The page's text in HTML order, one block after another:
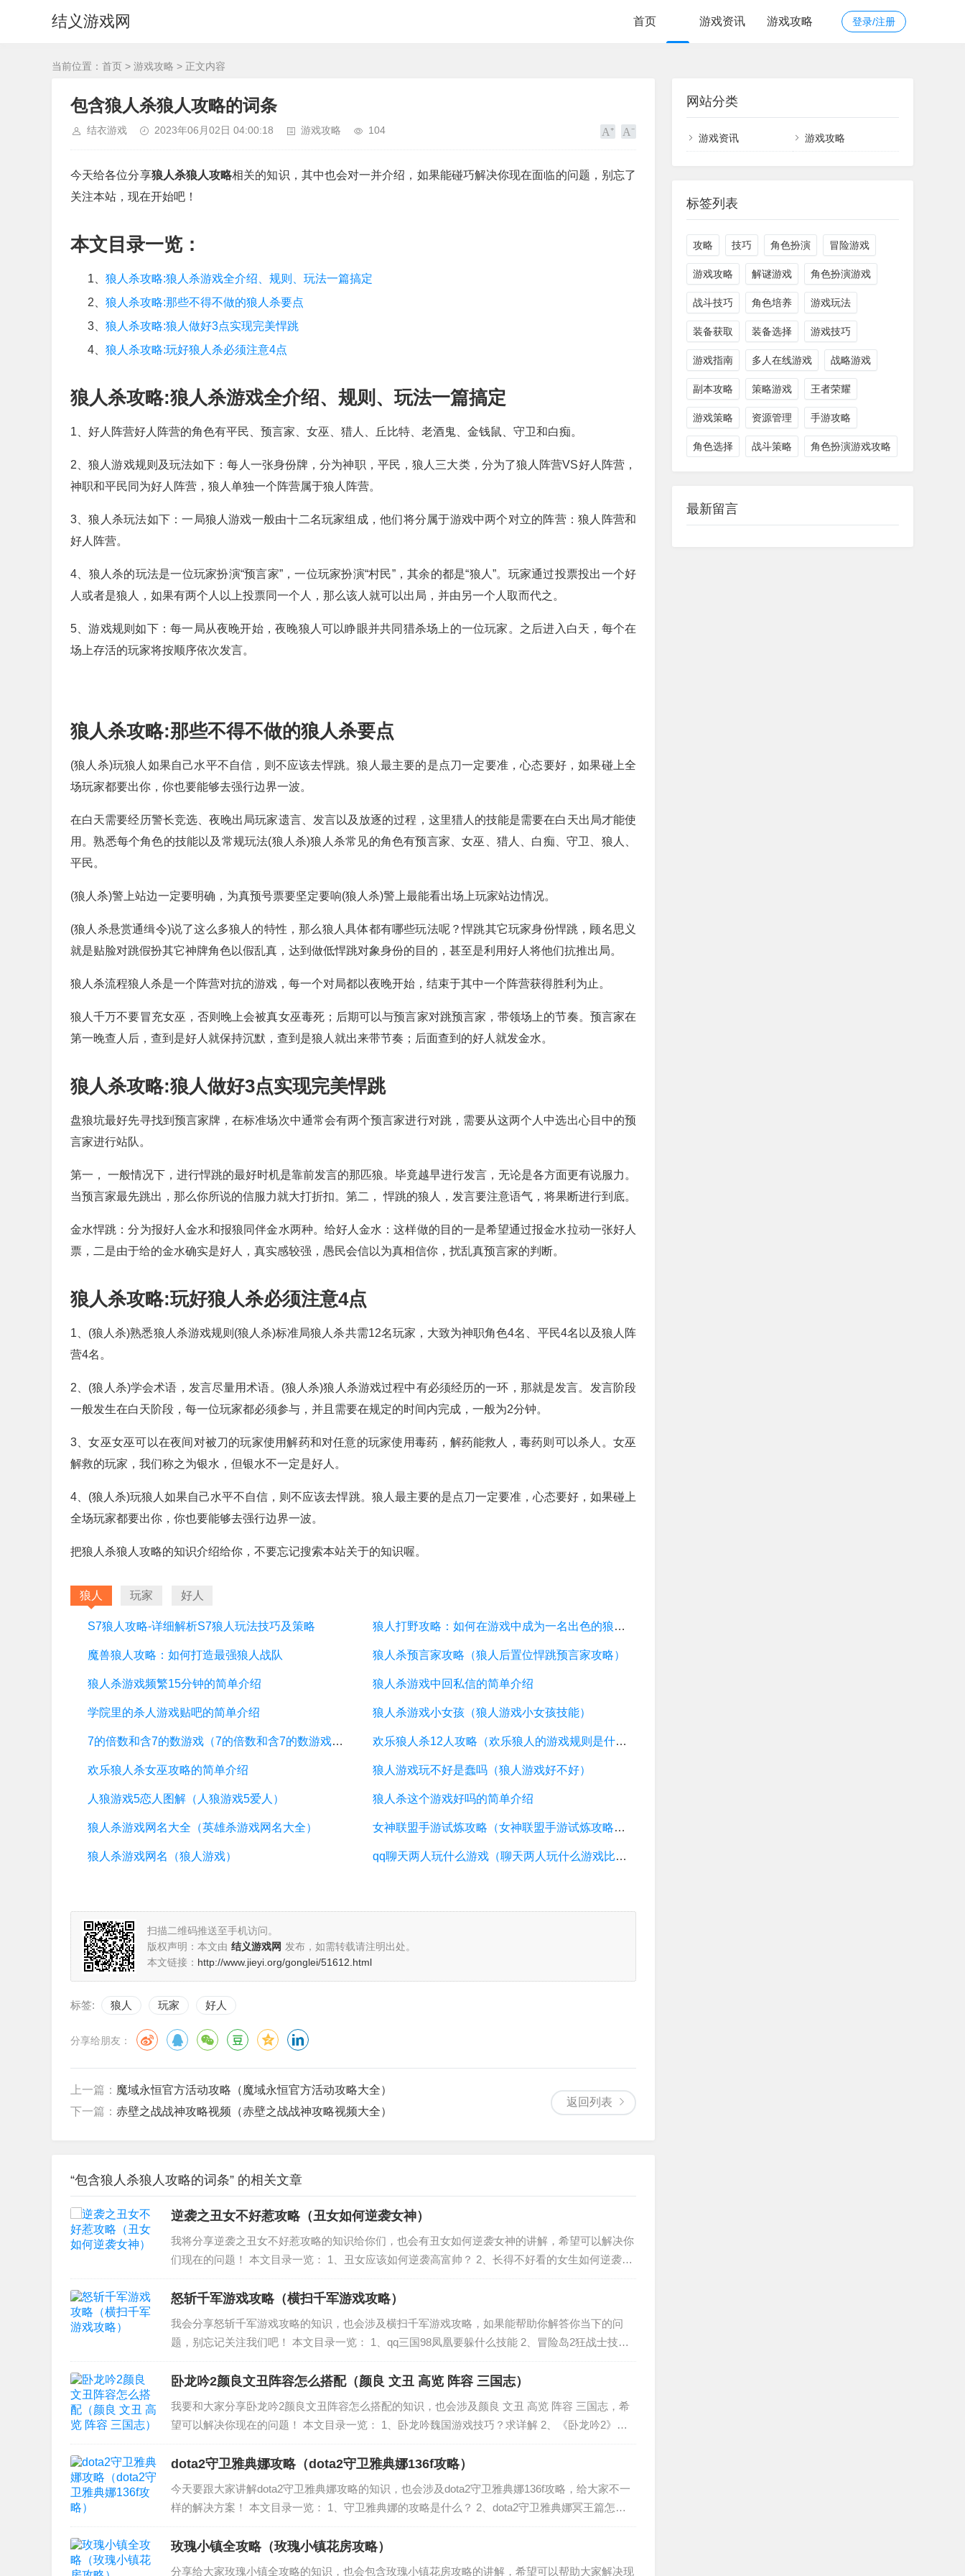
结义游戏网 登录/注册
首页 游戏资讯 游戏攻略
当前位置： 首页 > 游戏攻略 > 正文内容
包含狼人杀狼人攻略的词条
结衣游戏 2023年06月02日 04:00:18 游戏攻略 104
今天给各位分享狼人杀狼人攻略相关的知识，其中也会对一并介绍，如果能碰巧解决你现在面临的问题，别忘了
关注本站，现在开始吧！
本文目录一览：
1、 狼人杀攻略:狼人杀游戏全介绍、规则、玩法一篇搞定
2、 狼人杀攻略:那些不得不做的狼人杀要点
3、 狼人杀攻略:狼人做好3点实现完美悍跳
4、 狼人杀攻略:玩好狼人杀必须注意4点
狼人杀攻略:狼人杀游戏全介绍、规则、玩法一篇搞定
1、好人阵营好人阵营的角色有平民、预言家、女巫、猎人、丘比特、老酒鬼、金钱鼠、守卫和白痴。
2、狼人游戏规则及玩法如下：每人一张身份牌，分为神职，平民，狼人三大类，分为了狼人阵营VS好人阵营，
神职和平民同为好人阵营，狼人单独一个阵营属于狼人阵营。
3、狼人杀玩法如下：一局狼人游戏一般由十二名玩家组成，他们将分属于游戏中两个对立的阵营：狼人阵营和
好人阵营。
4、狼人杀的玩法是一位玩家扮演“预言家”，一位玩家扮演“村民”，其余的都是“狼人”。玩家通过投票投出一个好
人或者是狼人，如果有两个人以上投票同一个人，那么该人就可以出局，并由另一个人取而代之。
5、游戏规则如下：每一局从夜晚开始，夜晚狼人可以睁眼并共同猎杀场上的一位玩家。之后进入白天，每个在
场上存活的玩家将按顺序依次发言。
狼人杀攻略:那些不得不做的狼人杀要点
(狼人杀)玩狼人如果自己水平不自信，则不应该去悍跳。狼人最主要的是点刀一定要准，心态要好，如果碰上全
场玩家都要出你，你也要能够去强行边界一波。
在白天需要经历警长竞选、夜晚出局玩家遗言、发言以及放逐的过程，这里猎人的技能是需要在白天出局才能使
用。熟悉每个角色的技能以及常规玩法(狼人杀)狼人杀常见的角色有预言家、女巫、猎人、白痴、守卫、狼人、
平民。
(狼人杀)警上站边一定要明确，为真预号票要坚定要响(狼人杀)警上最能看出场上玩家站边情况。
(狼人杀悬赏通缉令)说了这么多狼人的特性，那么狼人具体都有哪些玩法呢？悍跳其它玩家身份悍跳，顾名思义
就是贴脸对跳假扮其它神牌角色以假乱真，达到做低悍跳对象身份的目的，甚至是利用好人将他们抗推出局。
狼人杀流程狼人杀是一个阵营对抗的游戏，每一个对局都以夜晚开始，结束于其中一个阵营获得胜利为止。
狼人千万不要冒充女巫，否则晚上会被真女巫毒死；后期可以与预言家对跳预言家，带领场上的节奏。预言家在
第一晚查人后，查到是好人就保持沉默，查到是狼人就出来带节奏；后面查到的好人就发金水。
狼人杀攻略:狼人做好3点实现完美悍跳
盘狼坑最好先寻找到预言家牌，在标准场次中通常会有两个预言家进行对跳，需要从这两个人中选出心目中的预
言家进行站队。
第一， 一般情况下，进行悍跳的最好时机是靠前发言的那匹狼。毕竟越早进行发言，无论是各方面更有说服力。
当预言家最先跳出，那么你所说的信服力就大打折扣。第二， 悍跳的狼人，发言要注意语气，将果断进行到底。
金水悍跳：分为报好人金水和报狼同伴金水两种。给好人金水：这样做的目的一是希望通过报金水拉动一张好人
票，二是由于给的金水确实是好人，真实感较强，愚民会信以为真相信你，扰乱真预言家的判断。
狼人杀攻略:玩好狼人杀必须注意4点
1、(狼人杀)熟悉狼人杀游戏规则(狼人杀)标准局狼人杀共需12名玩家，大致为神职角色4名、平民4名以及狼人阵
营4名。
2、(狼人杀)学会术语，发言尽量用术语。(狼人杀)狼人杀游戏过程中有必须经历的一环，那就是发言。发言阶段
一般发生在白天阶段，每一位玩家都必须参与，并且需要在规定的时间内完成，一般为2分钟。
3、女巫女巫可以在夜间对被刀的玩家使用解药和对任意的玩家使用毒药，解药能救人，毒药则可以杀人。女巫
解救的玩家，我们称之为银水，但银水不一定是好人。
4、(狼人杀)玩狼人如果自己水平不自信，则不应该去悍跳。狼人最主要的是点刀一定要准，心态要好，如果碰上
全场玩家都要出你，你也要能够去强行边界一波。
把狼人杀狼人攻略的知识介绍给你，不要忘记搜索本站关于的知识喔。
狼人 玩家 好人
S7狼人攻略-详细解析S7狼人玩法技巧及策略 狼人打野攻略：如何在游戏中成为一名出色的狼人打野手？
魔兽狼人攻略：如何打造最强狼人战队 狼人杀预言家攻略（狼人后置位悍跳预言家攻略）
狼人杀游戏频繁15分钟的简单介绍 狼人杀游戏中回私信的简单介绍
学院里的杀人游戏贴吧的简单介绍 狼人杀游戏小女孩（狼人游戏小女孩技能）
7的倍数和含7的数游戏（7的倍数和含7的数游戏答案） 欢乐狼人杀12人攻略（欢乐狼人的游戏规则是什么）
欢乐狼人杀女巫攻略的简单介绍 狼人游戏玩不好是蠢吗（狼人游戏好不好）
人狼游戏5恋人图解（人狼游戏5爱人） 狼人杀这个游戏好吗的简单介绍
狼人杀游戏网名大全（英雄杀游戏网名大全） 女神联盟手游试炼攻略（女神联盟手游试炼攻略视频）
狼人杀游戏网名（狼人游戏） qq聊天两人玩什么游戏（聊天两人玩什么游戏比较好）
扫描二维码推送至手机访问。
版权声明：本文由 结义游戏网 发布，如需转载请注明出处。
本文链接： http://www.jieyi.org/gonglei/51612.html
标签: 狼人 玩家 好人
分享给朋友：
返回列表
上一篇： 魔域永恒官方活动攻略（魔域永恒官方活动攻略大全）
下一篇： 赤壁之战战神攻略视频（赤壁之战战神攻略视频大全）
“包含狼人杀狼人攻略的词条” 的相关文章
逆袭之丑女不好惹攻略（丑女如何逆袭女神）
我将分享逆袭之丑女不好惹攻略的知识给你们，也会有丑女如何逆袭女神的讲解，希望可以解决你
们现在的问题！ 本文目录一览： 1、丑女应该如何逆袭高富帅？ 2、长得不好看的女生如何逆袭撩
到男神？ 3、“丑女”如何才能逆袭成为女神？ 4、丑女怎么逆袭，变漂亮除整容 丑女应该如何逆袭
高富帅？ 1、...
怒斩千军游戏攻略（横扫千军游戏攻略）
我会分享怒斩千军游戏攻略的知识，也会涉及横扫千军游戏攻略，如果能帮助你解答你当下的问
题，别忘记关注我们吧！ 本文目录一览： 1、qq三国98凤凰要躲什么技能 2、冒险岛2狂战士技能
输出打法详解 狂战士如何输出 3、象棋的来历 4、三国群雄传最强武将是哪个 阵容怎么搭配 5、qq
水浒...
卧龙吟2颜良文丑阵容怎么搭配（颜良 文丑 高览 阵容 三国志）
我要和大家分享卧龙吟2颜良文丑阵容怎么搭配的知识，也会涉及颜良 文丑 高览 阵容 三国志，希
望可以解决你现在的问题！ 本文目录一览： 1、卧龙吟魏国游戏技巧？求详解 2、《卧龙吟2》阵
容搭配是什么？ 3、卧龙吟2020蜀国阵容搭配 卧龙吟魏国游戏技巧？求详解 亲爱的玩家，您好：
一、总述：...
dota2守卫雅典娜攻略（dota2守卫雅典娜136f攻略）
今天要跟大家讲解dota2守卫雅典娜攻略的知识，也会涉及dota2守卫雅典娜136f攻略，给大家不一
样的解决方案！ 本文目录一览： 1、守卫雅典娜的攻略是什么？ 2、dota2守卫雅典娜冥王篇怎么
觉醒 3、dota2守卫雅典娜怎么升级基地 4、dota2守护雅典娜神佑宝石怎么弄 守卫雅...
玫瑰小镇全攻略（玫瑰小镇花房攻略）
分享给大家玫瑰小镇全攻略的知识，也会包含玫瑰小镇花房攻略的讲解，希望可以帮助大家解决现
网站分类
游戏资讯 游戏攻略
标签列表
攻略 技巧 角色扮演 冒险游戏
游戏攻略 解谜游戏 角色扮演游戏
战斗技巧 角色培养 游戏玩法
装备获取 装备选择 游戏技巧
游戏指南 多人在线游戏 战略游戏
副本攻略 策略游戏 王者荣耀
游戏策略 资源管理 手游攻略
角色选择 战斗策略 角色扮演游戏攻略
最新留言